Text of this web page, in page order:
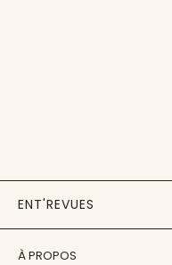
ENT'REVUES
À PROPOS